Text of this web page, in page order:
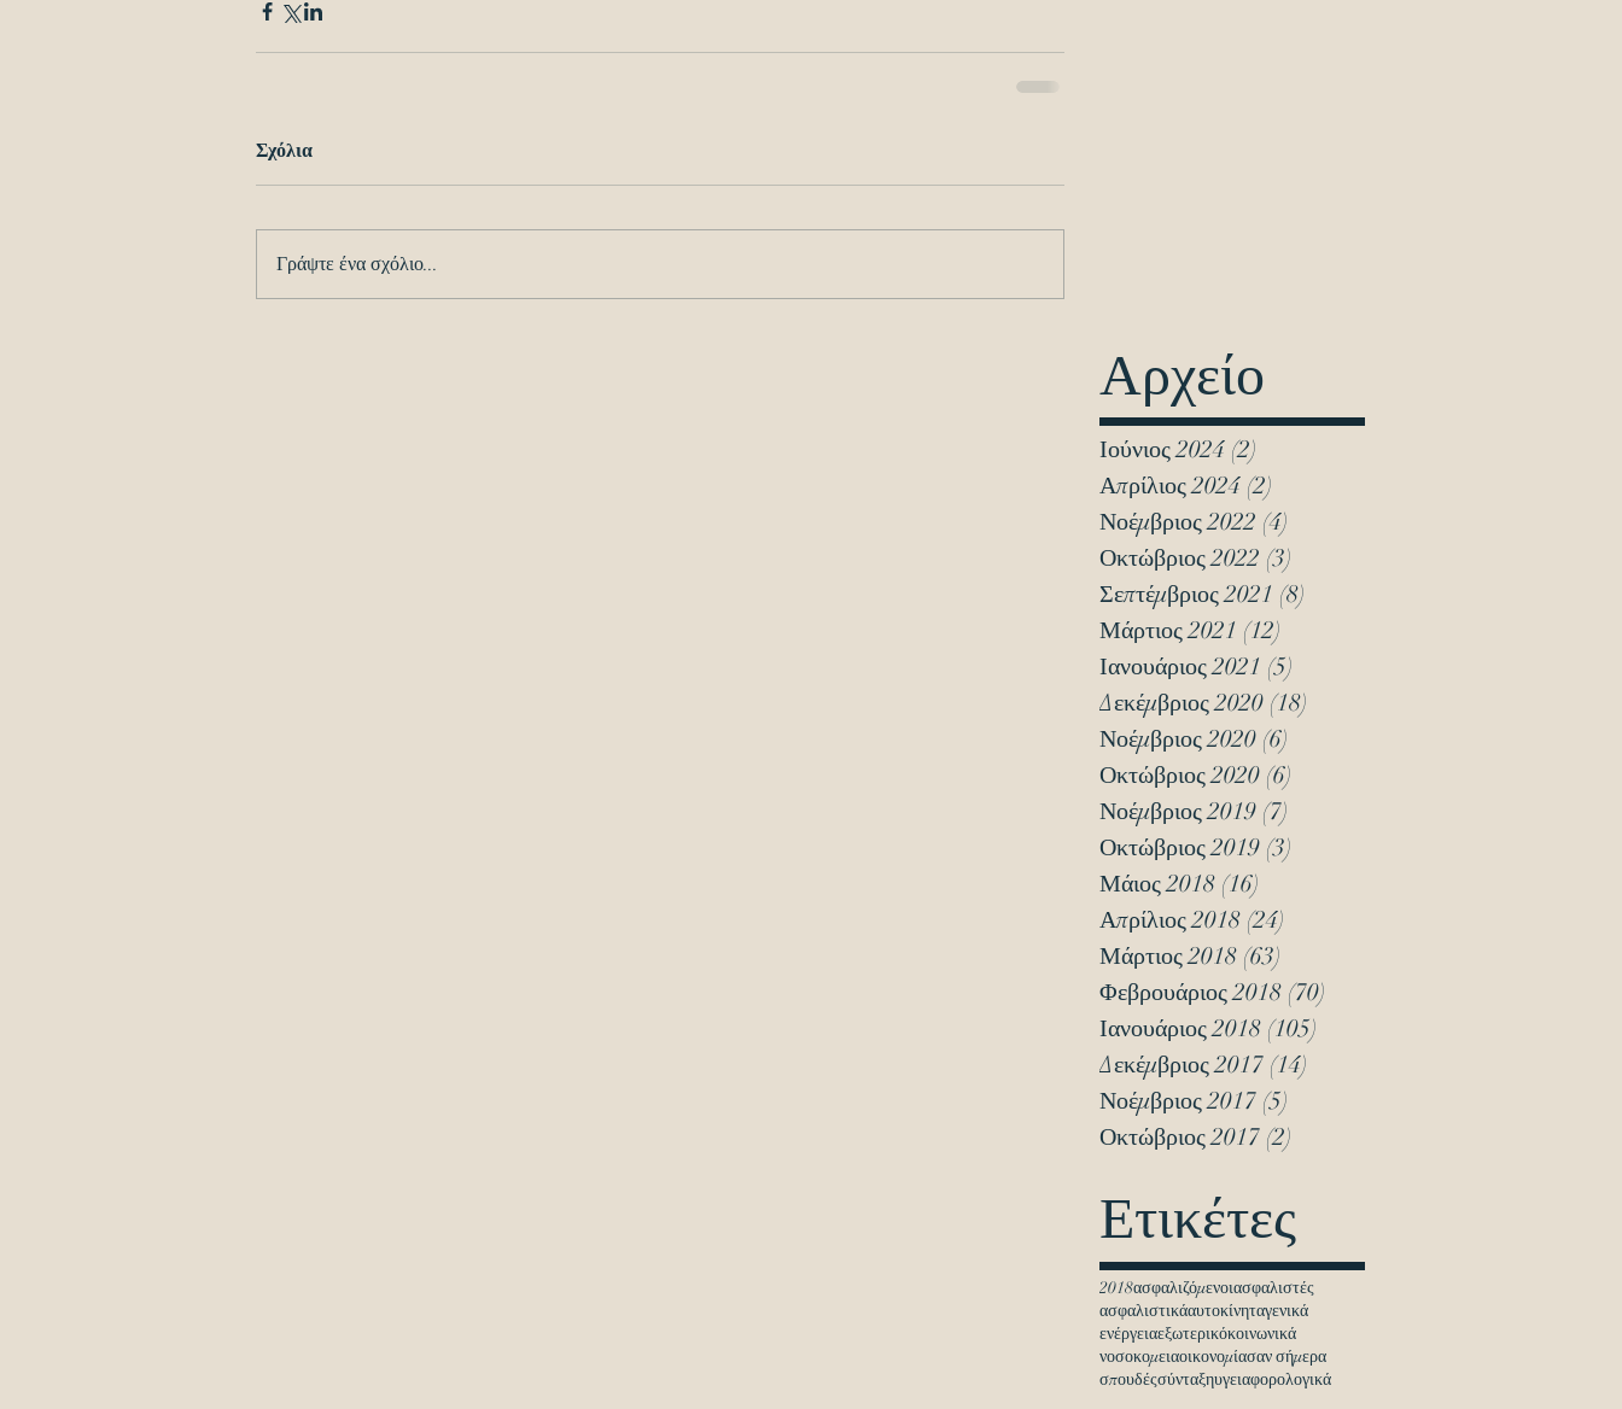
Σχόλια
Γράψτε ένα σχόλιο...
Αρχείο
Ιούνιος 2024 (2)
Απρίλιος 2024 (2)
Νοέμβριος 2022 (4)
Οκτώβριος 2022 (3)
Σεπτέμβριος 2021 (8)
Μάρτιος 2021 (12)
Ιανουάριος 2021 (5)
Δεκέμβριος 2020 (18)
Νοέμβριος 2020 (6)
Οκτώβριος 2020 (6)
Νοέμβριος 2019 (7)
Οκτώβριος 2019 (3)
Μάιος 2018 (16)
Απρίλιος 2018 (24)
Μάρτιος 2018 (63)
Φεβρουάριος 2018 (70)
Ιανουάριος 2018 (105)
Δεκέμβριος 2017 (14)
Νοέμβριος 2017 (5)
Οκτώβριος 2017 (2)
Ετικέτες
2018ασφαλιζόμενοιασφαλιστές
ασφαλιστικάαυτοκίνηταγενικά
ενέργειαεξωτερικόκοινωνικά
νοσοκομειαοικονομίασαν σήμερα
σπουδέςσύνταξηυγειαφορολογικά